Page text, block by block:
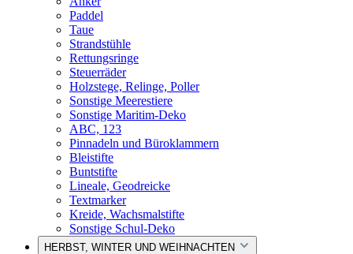
Paddel
Taue
Strandstühle
Rettungsringe
Steuerräder
Holzstege, Relinge, Poller
Sonstige Meerestiere
Sonstige Maritim-Deko
ABC, 123
Pinnadeln und Büroklammern
Bleistifte
Buntstifte
Lineale, Geodreicke
Textmarker
Kreide, Wachsmalstifte
Sonstige Schul-Deko
HERBST, WINTER UND WEIHNACHTEN